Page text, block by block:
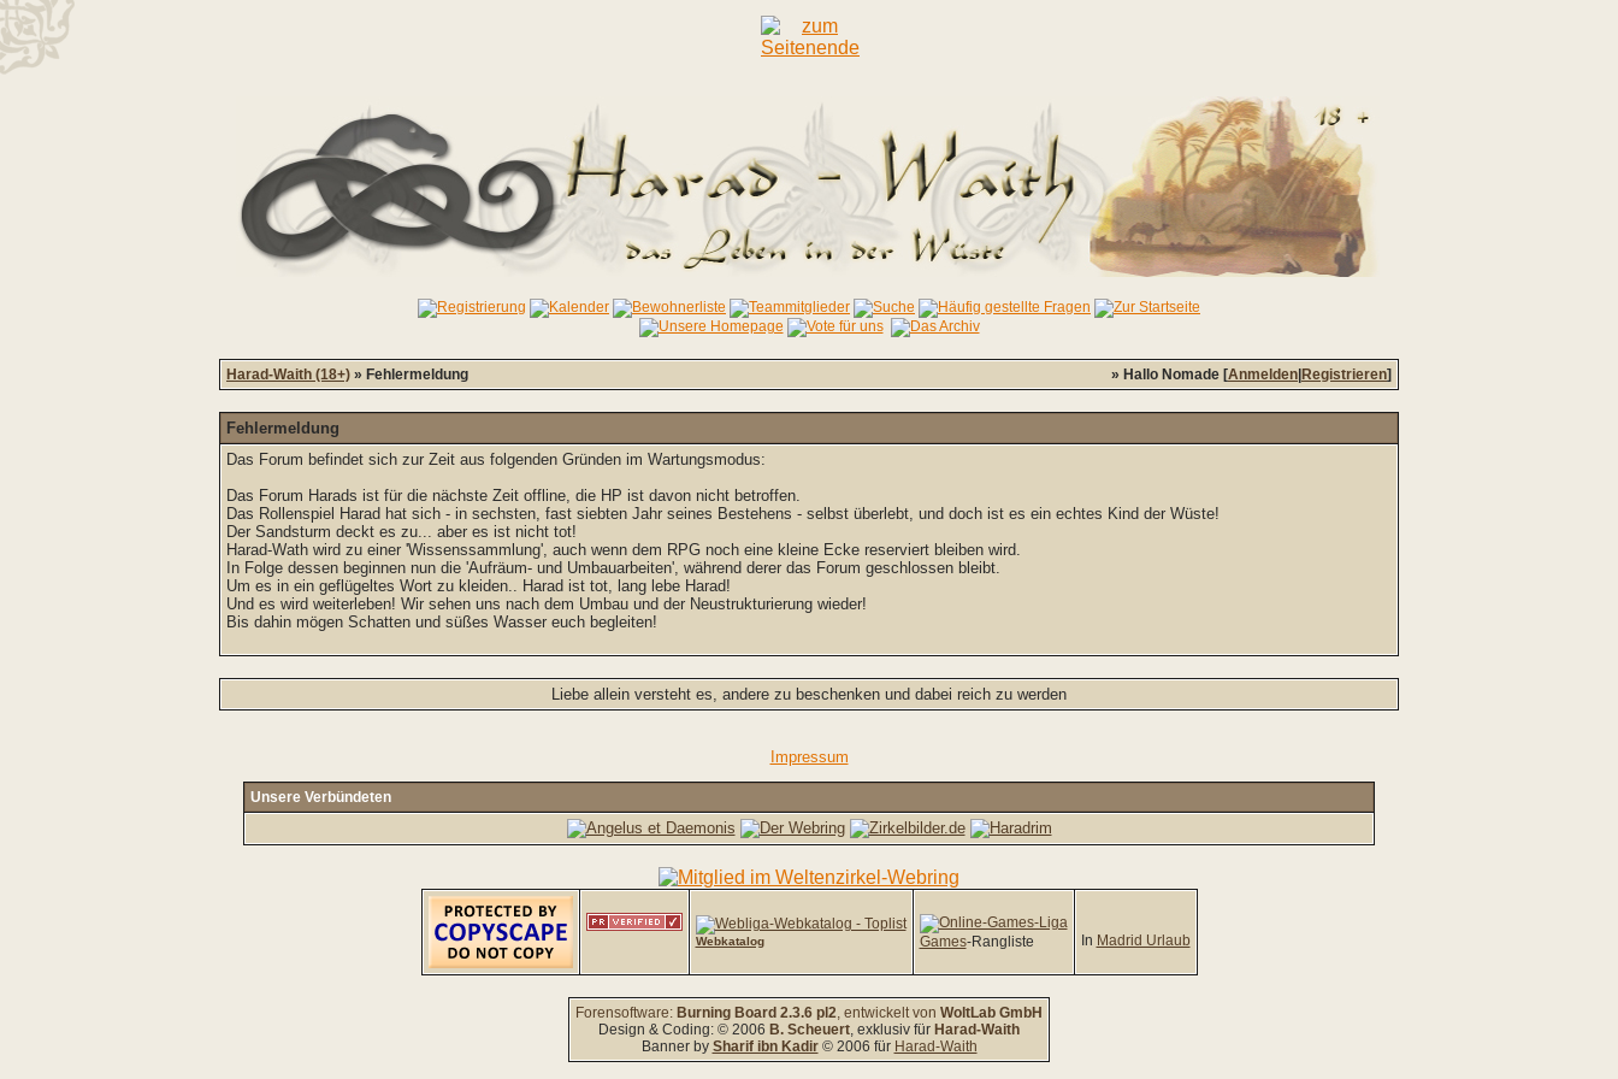
Harad-Waith (18+) » Fehlermeldung » Hallo Nomade [Anmelden Registrieren]
Fehlermeldung
Das Forum befindet sich zur Zeit aus folgenden Gründen im Wartungsmodus:
Das Forum Harads ist für die nächste Zeit offline, die HP ist davon nicht betroffen.
Das Rollenspiel Harad hat sich - in sechsten, fast siebten Jahr seines Bestehens - selbst überlebt, und doch ist es ein echtes Kind der Wüste!
Der Sandsturm deckt es zu... aber es ist nicht tot!
Harad-Wath wird zu einer 'Wissenssammlung', auch wenn dem RPG noch eine kleine Ecke reserviert bleiben wird.
In Folge dessen beginnen nun die 'Aufräum- und Umbauarbeiten', während derer das Forum geschlossen bleibt.
Um es in ein geflügeltes Wort zu kleiden.. Harad ist tot, lang lebe Harad!
Und es wird weiterleben! Wir sehen uns nach dem Umbau und der Neustrukturierung wieder!
Bis dahin mögen Schatten und süßes Wasser euch begleiten!
Liebe allein versteht es, andere zu beschenken und dabei reich zu werden
Impressum
Unsere Verbündeten
Webkatalog Games-Rangliste In Madrid Urlaub
Forensoftware: Burning Board 2.3.6 pl2, entwickelt von WoltLab GmbH
Design & Coding: © 2006 B. Scheuert, exklusiv für Harad-Waith
Banner by Sharif ibn Kadir© 2006 für Harad-Waith